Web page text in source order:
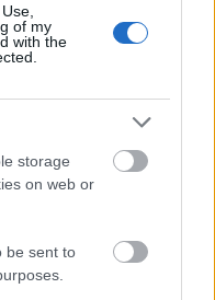
of my
with the
storage
on web or
be sent to
flyttning av
i skidspåret.
att se hur
av
avslutar
också sin